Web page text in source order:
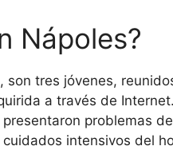
Nápoles?
son tres jóvenes,
a través de
problemas
intensivos del